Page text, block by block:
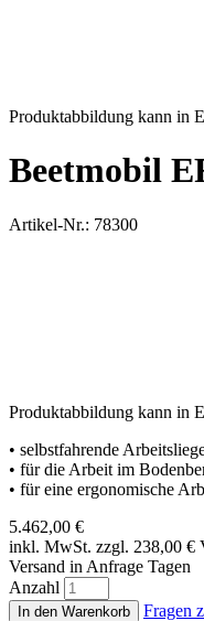
Produktabbildung kann in
Beetmobil
Artikel-Nr.: 78300
Produktabbildung kann in
• selbstfahrende
• für die Arbeit im
• für eine ergonomische
5.462,00 €
inkl. MwSt. zzgl. 238,00 €
Versand in Anfrage Tagen
Anzahl
Fragen